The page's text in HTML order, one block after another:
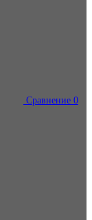
Сравнение 0